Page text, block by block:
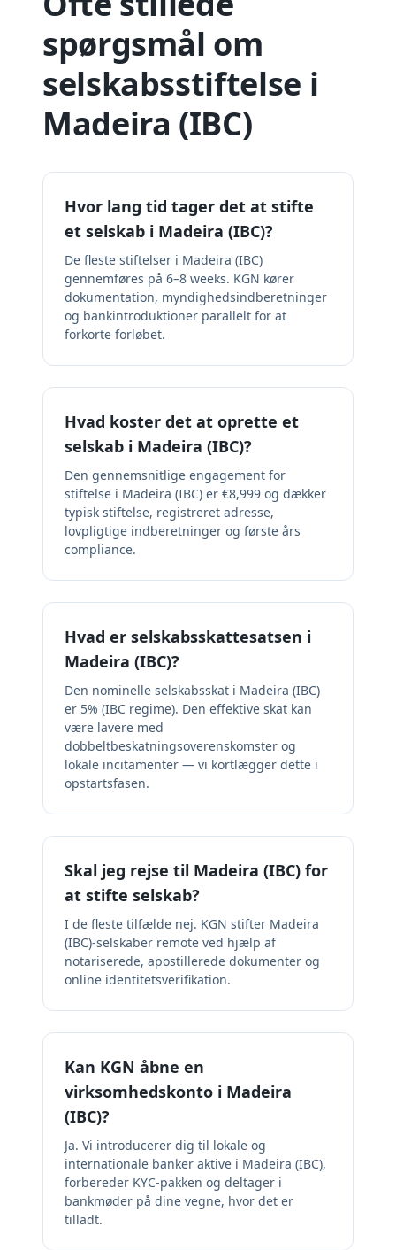
spørgsmål om
selskabsstiftelse i
Madeira (IBC)
Hvor lang tid tager det at stifte
et selskab i Madeira (IBC)?
De fleste stiftelser i Madeira (IBC)
gennemføres på 6–8 weeks. KGN kører
dokumentation, myndighedsindberetninger
og bankintroduktioner parallelt for at
forkorte forløbet.
Hvad koster det at oprette et
selskab i Madeira (IBC)?
Den gennemsnitlige engagement for
stiftelse i Madeira (IBC) er €8,999 og dækker
typisk stiftelse, registreret adresse,
lovpligtige indberetninger og første års
compliance.
Hvad er selskabsskattesatsen i
Madeira (IBC)?
Den nominelle selskabsskat i Madeira (IBC)
er 5% (IBC regime). Den effektive skat kan
være lavere med
dobbeltbeskatningsoverenskomster og
lokale incitamenter — vi kortlægger dette i
opstartsfasen.
Skal jeg rejse til Madeira (IBC) for
at stifte selskab?
I de fleste tilfælde nej. KGN stifter Madeira
(IBC)-selskaber remote ved hjælp af
notariserede, apostillerede dokumenter og
online identitetsverifikation.
Kan KGN åbne en
virksomhedskonto i Madeira
(IBC)?
Ja. Vi introducerer dig til lokale og
internationale banker aktive i Madeira (IBC),
forbereder KYC-pakken og deltager i
bankmøder på dine vegne, hvor det er
tilladt.